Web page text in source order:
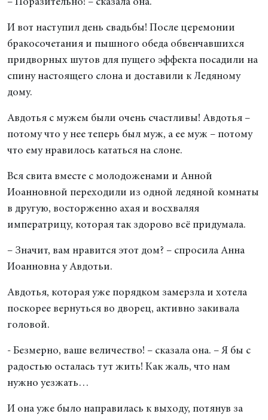
– Поразительно! – сказала она.
И вот наступил день свадьбы! После церемонии
бракосочетания и пышного обеда обвенчавшихся
придворных шутов для пущего эффекта посадили на
спину настоящего слона и доставили к Ледяному
дому.
Авдотья с мужем были очень счастливы! Авдотья –
потому что у нее теперь был муж, а ее муж – потому
что ему нравилось кататься на слоне.
Вся свита вместе с молодоженами и Анной
Иоанновной переходили из одной ледяной комнаты
в другую, восторженно ахая и восхваляя
императрицу, которая так здорово всё придумала.
– Значит, вам нравится этот дом? – спросила Анна
Иоанновна у Авдотьи.
Авдотья, которая уже порядком замерзла и хотела
поскорее вернуться во дворец, активно закивала
головой.
- Безмерно, ваше величество! – сказала она. – Я бы с
радостью осталась тут жить! Как жаль, что нам
нужно уезжать…
И она уже было направилась к выходу, потянув за